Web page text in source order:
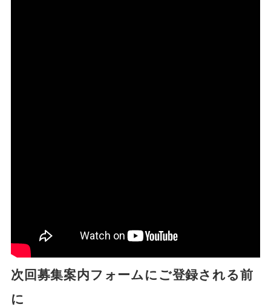
次回募集案内フォームにご登録される前
に